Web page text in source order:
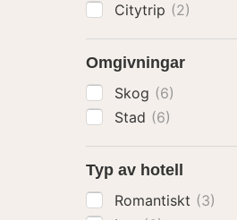
Citytrip (2)
Omgivningar
Skog (6)
Stad (6)
Typ av hotell
Romantiskt (3)